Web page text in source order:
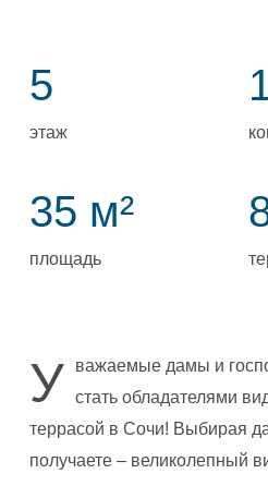
5
этаж
35 м²
площадь
У
важаемые дамы и
стать обладателями
террасой в Сочи! Выбирая
получаете – великолепный